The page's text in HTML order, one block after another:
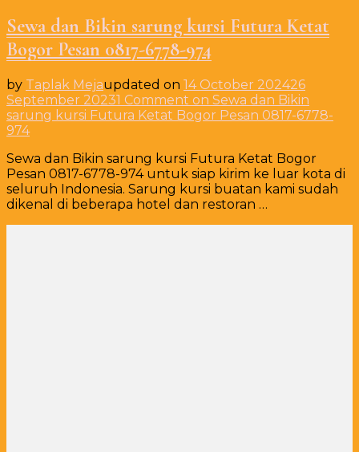
Sewa dan Bikin sarung kursi Futura Ketat
Bogor Pesan 0817-6778-974
by Taplak Mejaupdated on 14 October 202426
September 20231 Comment on Sewa dan Bikin
sarung kursi Futura Ketat Bogor Pesan 0817-6778-
974
Sewa dan Bikin sarung kursi Futura Ketat Bogor
Pesan 0817-6778-974 untuk siap kirim ke luar kota di
seluruh Indonesia. Sarung kursi buatan kami sudah
dikenal di beberapa hotel dan restoran …